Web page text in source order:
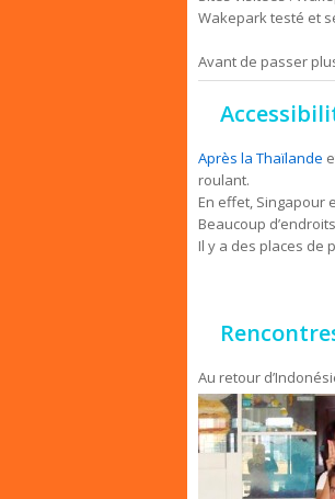
Wakepark testé et
Avant de passer
Après la Thaïlande
roulant.
En effet, Singapour
Beaucoup
Il y a des places de
Au retour